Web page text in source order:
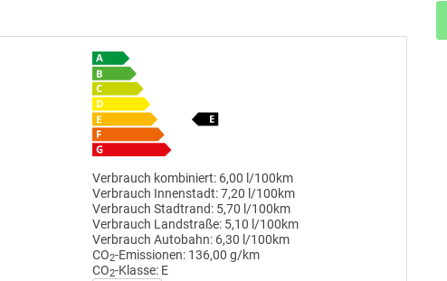
Verbrauch kombiniert: 6,00 l/100km
Verbrauch Innenstadt:7,20 l/100km
Verbrauch Stadtrand: 5,70 l/100km
Verbrauch Landstraße: 5,10 l/100km
Verbrauch Autobahn: 6,30 l/100km
CO2-Emissionen: 136,00 g/km
CO2-Klasse: E